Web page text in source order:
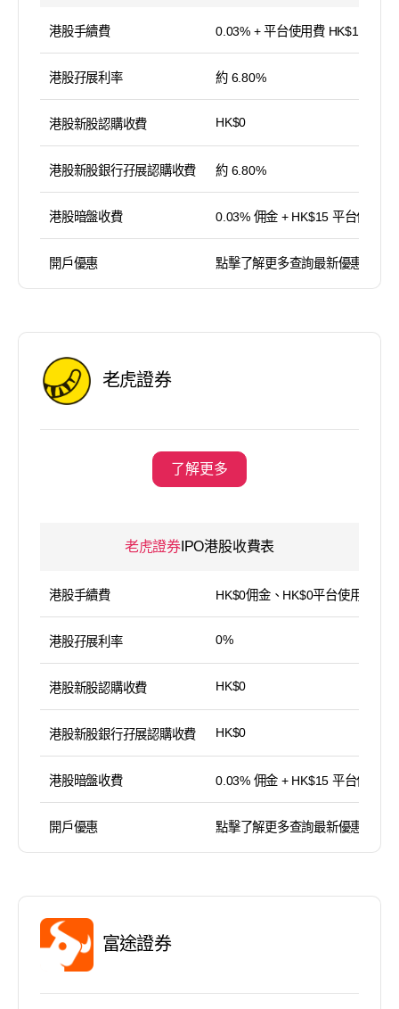
港股手續費 0.03% + 平台使用費 HK$15／筆
港股孖展利率 約 6.80%
港股新股認購收費 HK$0
港股新股銀行孖展認購收費 約 6.80%
港股暗盤收費 0.03% 佣金 + HK$15 平台使用費
開戶優惠 點擊了解更多查詢最新優惠
老虎證券
了解更多
老虎證券IPO港股收費表
港股手續費 HK$0佣金、HK$0平台使用費
港股孖展利率 0%
港股新股認購收費 HK$0
港股新股銀行孖展認購收費 HK$0
港股暗盤收費 0.03% 佣金 + HK$15 平台使用費
開戶優惠 點擊了解更多查詢最新優惠
富途證券